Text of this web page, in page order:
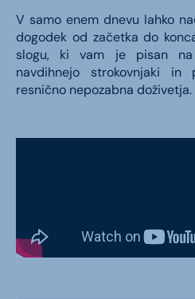
V samo enem dnevu lahko
dogodek od začetka do
slogu, ki vam je pisan
navdihnejo strokovnjaki in
resnično nepozabna doživetja.